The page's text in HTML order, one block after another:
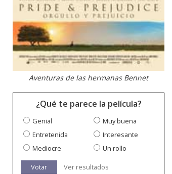
Aventuras de las hermanas Bennet
¿Qué te parece la película?
Genial
Muy buena
Entretenida
Interesante
Mediocre
Un rollo
Votar Ver resultados